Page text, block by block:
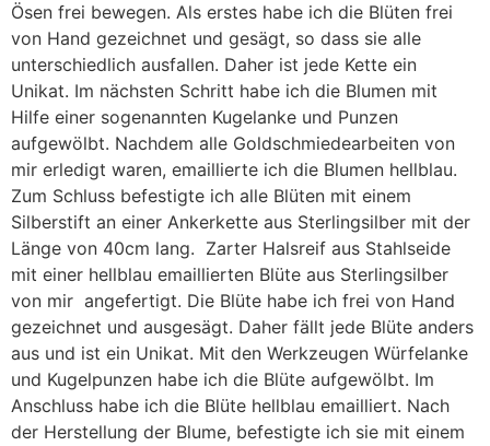
Ösen frei bewegen. Als erstes habe ich die Blüten frei
von Hand gezeichnet und gesägt, so dass sie alle
unterschiedlich ausfallen. Daher ist jede Kette ein
Unikat. Im nächsten Schritt habe ich die Blumen mit
Hilfe einer sogenannten Kugelanke und Punzen
aufgewölbt. Nachdem alle Goldschmiedearbeiten von
mir erledigt waren, emaillierte ich die Blumen hellblau.
Zum Schluss befestigte ich alle Blüten mit einem
Silberstift an einer Ankerkette aus Sterlingsilber mit der
Länge von 40cm lang. Zarter Halsreif aus Stahlseide
mit einer hellblau emaillierten Blüte aus Sterlingsilber
von mir angefertigt. Die Blüte habe ich frei von Hand
gezeichnet und ausgesägt. Daher fällt jede Blüte anders
aus und ist ein Unikat. Mit den Werkzeugen Würfelanke
und Kugelpunzen habe ich die Blüte aufgewölbt. Im
Anschluss habe ich die Blüte hellblau emailliert. Nach
der Herstellung der Blume, befestigte ich sie mit einem